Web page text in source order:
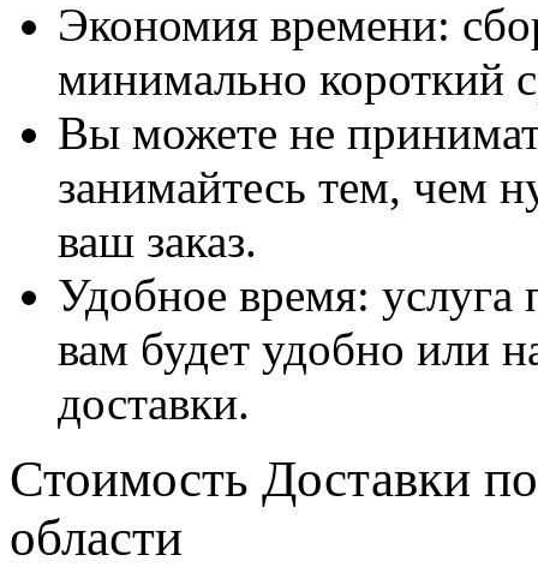
Экономия времени:
минимально короткий
Вы можете не
занимайтесь тем, чем
ваш заказ.
Удобное время: услуга
вам будет удобно или
доставки.
Стоимость Доставки
области